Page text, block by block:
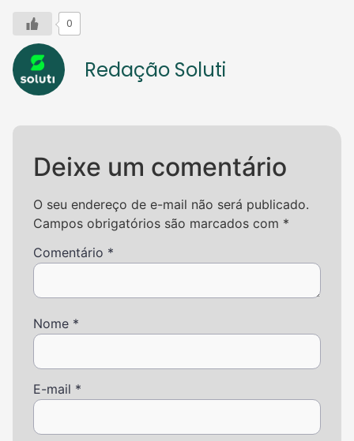
0
Redação Soluti
Deixe um comentário
O seu endereço de e-mail não será publicado.
Campos obrigatórios são marcados com *
Comentário *
Nome *
E-mail *